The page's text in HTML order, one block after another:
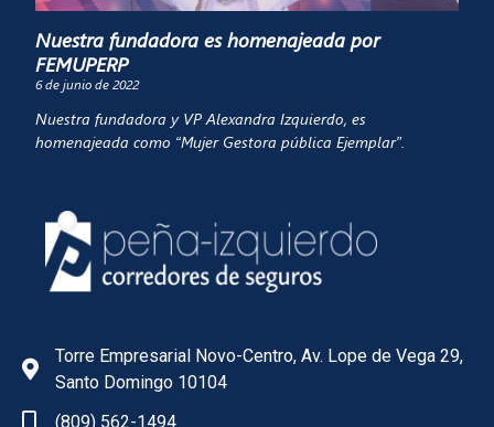
Nuestra fundadora es homenajeada por
FEMUPERP
6 de junio de 2022
Nuestra fundadora y VP Alexandra Izquierdo, es
homenajeada como “Mujer Gestora pública Ejemplar”.
Torre Empresarial Novo-Centro, Av. Lope de Vega 29,
Santo Domingo 10104
(809) 562-1494